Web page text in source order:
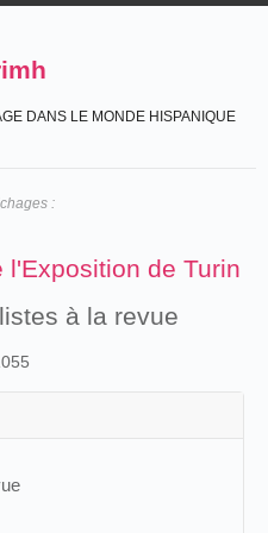
DANS LE MONDE HISPANIQUE
:
de Turin
à la revue